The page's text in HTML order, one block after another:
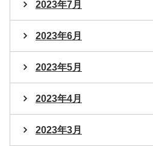
2023年7月
2023年6月
2023年5月
2023年4月
2023年3月